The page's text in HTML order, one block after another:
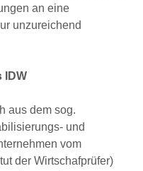
an eine
unzureichend
IDW
aus dem sog.
und
vom
der Wirtschafprüfer)